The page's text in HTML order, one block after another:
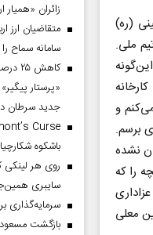
(ره)
ملی.
و
برسم.
نشده
را که
معلی
زائران
سامانه سماح
جدید سرطان در
باشکوه
روی هر لینکی
سایبری
سرمایه‌گذاری
بازگشت